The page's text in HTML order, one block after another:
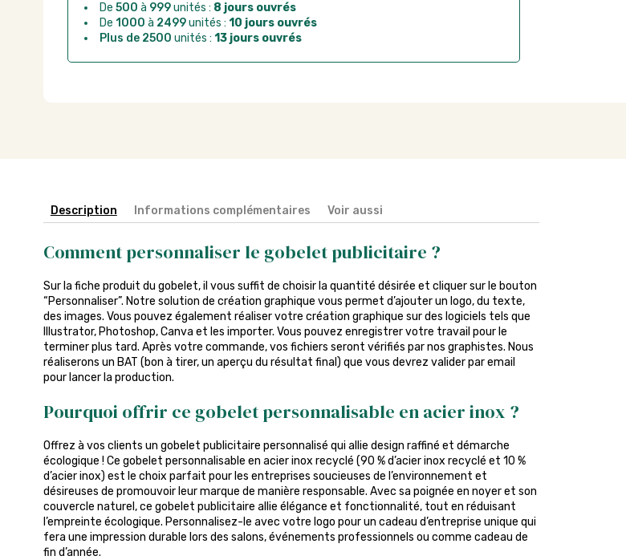
De 500 à 999unités : 8 jours ouvrés
De 1000 à 2499unités : 10 jours ouvrés
Plus de 2500 unités : 13 jours ouvrés
Description Informations complémentaires Voir aussi
Comment personnaliser le gobelet publicitaire ?
Sur la fiche produit du gobelet, il vous suffit de choisir la quantité désirée et cliquer sur le bouton
“Personnaliser”. Notre solution de création graphique vous permet d’ajouter un logo, du texte,
des images. Vous pouvez également réaliser votre création graphique sur des logiciels tels que
Illustrator, Photoshop, Canva et les importer. Vous pouvez enregistrer votre travail pour le
terminer plus tard. Après votre commande, vos fichiers seront vérifiés par nos graphistes. Nous
réaliserons un BAT (bon à tirer, un aperçu du résultat final) que vous devrez valider par email
pour lancer la production.
Pourquoi offrir ce gobelet personnalisable en acier inox ?
Offrez à vos clients un gobelet publicitaire personnalisé qui allie design raffiné et démarche
écologique ! Ce gobelet personnalisable en acier inox recyclé (90 % d’acier inox recyclé et 10 %
d’acier inox) est le choix parfait pour les entreprises soucieuses de l’environnement et
désireuses de promouvoir leur marque de manière responsable. Avec sa poignée en noyer et son
couvercle naturel, ce gobelet publicitaire allie élégance et fonctionnalité, tout en réduisant
l’empreinte écologique. Personnalisez-le avec votre logo pour un cadeau d’entreprise unique qui
fera une impression durable lors des salons, événements professionnels ou comme cadeau de
fin d’année.